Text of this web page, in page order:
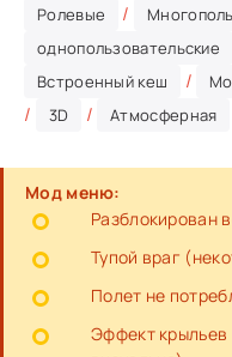
Ролевые /
однопользовательские
Встроенный кеш /
/ 3D / Атмосферная
Мод меню:
Разблокирован
Тупой враг
Полет не
Эффект крыльев